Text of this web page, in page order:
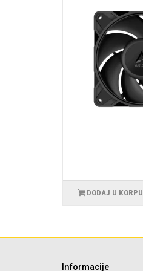
DODAJ U KORPU
Informacije